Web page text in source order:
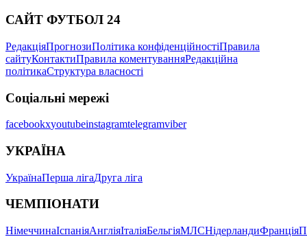
САЙТ ФУТБОЛ 24
РедакціяПрогнозиПолітика конфіденційностіПравила
сайтуКонтактиПравила коментуванняРедакційна
політикаСтруктура власності
Соціальні мережі
facebookxyoutubeinstagramtelegramviber
УКРАЇНА
УкраїнаПерша лігаДруга ліга
ЧЕМПІОНАТИ
НімеччинаІспаніяАнгліяІталіяБельгіяМЛСНідерландиФранція